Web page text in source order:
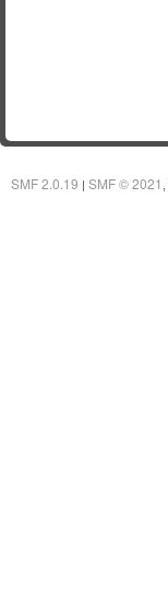
SMF 2.0.19 | SMF © 2021